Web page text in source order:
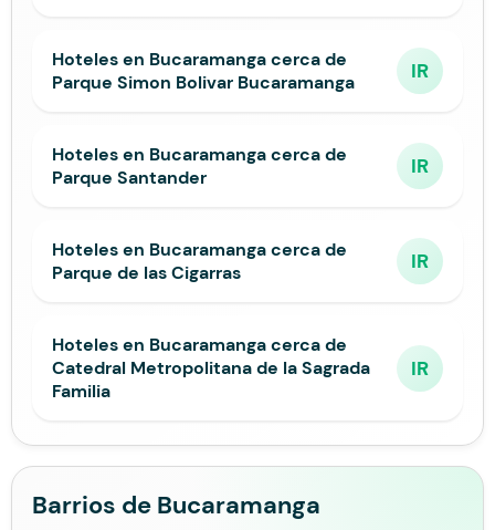
Hoteles en Bucaramanga cerca de
Parque Simon Bolivar Bucaramanga
IR
Hoteles en Bucaramanga cerca de
Parque Santander
IR
Hoteles en Bucaramanga cerca de
Parque de las Cigarras
IR
Hoteles en Bucaramanga cerca de
Catedral Metropolitana de la Sagrada
Familia
IR
Barrios de Bucaramanga